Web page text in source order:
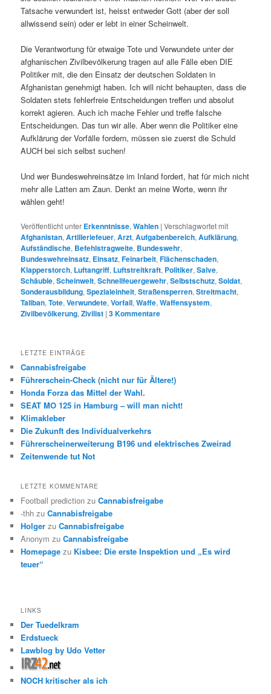
Tatsache verwundert ist, heisst entweder Gott (aber der soll
allwissend sein) oder er lebt in einer Scheinwelt.
Die Verantwortung für etwaige Tote und Verwundete unter der
afghanischen Zivilbevölkerung tragen auf alle Fälle eben DIE
Politiker mit, die den Einsatz der deutschen Soldaten in
Afghanistan genehmigt haben. Ich will nicht behaupten, dass die
Soldaten stets fehlerfreie Entscheidungen treffen und absolut
korrekt agieren. Auch ich mache Fehler und treffe falsche
Entscheidungen. Das tun wir alle. Aber wenn die Politiker eine
Aufklärung der Vorfälle fordern, müssen sie zuerst die Schuld
AUCH bei sich selbst suchen!
Und wer Bundeswehreinsätze im Inland fordert, hat für mich nicht
mehr alle Latten am Zaun. Denkt an meine Worte, wenn ihr
wählen geht!
Veröffentlicht unter Erkenntnisse,Wahlen |Verschlagwortet mit
Afghanistan,Artilleriefeuer,Arzt,Aufgabenbereich,Aufklärung,
Aufständische, Befehlstragweite, Bundeswehr,
Bundeswehreinsatz, Einsatz,Feinarbeit,Flächenschaden,
Klapperstorch, Luftangriff, Luftstreitkraft, Politiker,Salve,
Schäuble,Scheinwelt,Schnellfeuergewehr,Selbstschutz,Soldat,
Sonderausbildung,Spezialeinheit,Straßensperren,Streitmacht,
Taliban,Tote,Verwundete,Vorfall,Waffe,Waffensystem,
Zivilbevölkerung,Zivilist |3Kommentare
LETZTE EINTRÄGE
Cannabisfreigabe
Führerschein-Check (nicht nur für Ältere!)
Honda Forza das Mittel der Wahl.
SEAT MO 125 in Hamburg – will man nicht!
Klimakleber
Die Zukunft des Individualverkehrs
Führerscheinerweiterung B196 und elektrisches Zweirad
Zeitenwende tut Not
LETZTE KOMMENTARE
Football prediction zuCannabisfreigabe
-thh zuCannabisfreigabe
Holger zuCannabisfreigabe
Anonym zuCannabisfreigabe
Homepage zu Kisbee: Die erste Inspektion und „Es wird
teuer“
LINKS
Der Tuedelkram
Erdstueck
Lawblog by Udo Vetter
NOCH kritischer als ich